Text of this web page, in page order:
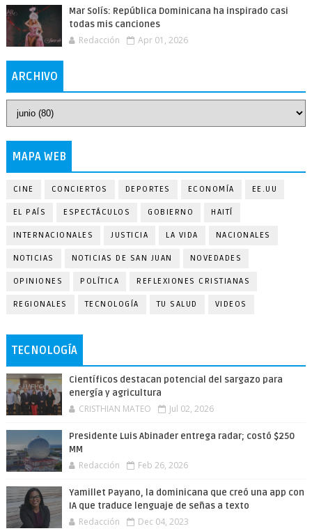
Mar Solís: República Dominicana ha inspirado casi
todas mis canciones
Redacción Apr 01, 2026
ARCHIVO
MAPA WEB
CINE CONCIERTOS DEPORTES ECONOMÍA EE.UU
EL PAÍS ESPECTÁCULOS GOBIERNO HAITÍ
INTERNACIONALES JUSTICIA LA VIDA NACIONALES
NOTICIAS NOTICIAS DE SAN JUAN NOVEDADES
OPINIONES POLÍTICA REFLEXIONES CRISTIANAS
REGIONALES TECNOLOGÍA TU SALUD VIDEOS
TECNOLOGÍA
Científicos destacan potencial del sargazo para
energía y agricultura
CRISTHIAN MATEO Jul 02, 2026
Presidente Luis Abinader entrega radar; costó $250
MM
Redacción Feb 26, 2026
Yamillet Payano, la dominicana que creó una app con
IA que traduce lenguaje de señas a texto
Redacción Dec 04, 2023